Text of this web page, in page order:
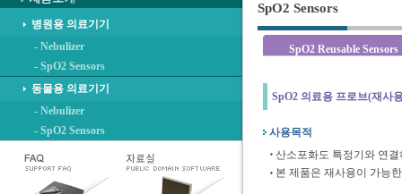
병원용 의료기기
- Nebulizer
- SpO2 Sensors
동물용 의료기기
- Nebulizer
- SpO2 Sensors
SpO2 Sensors
SpO2 Reusable Sensors
SpO2 의료용 프로브(재사
사용목적
산소포화도 특정기와 연
본 제품은 재사용이 가능